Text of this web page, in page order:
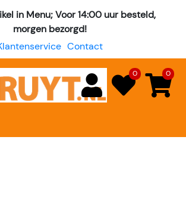
in Menu; Voor 14:00 uur besteld,
morgen bezorgd!
Contact
0 0